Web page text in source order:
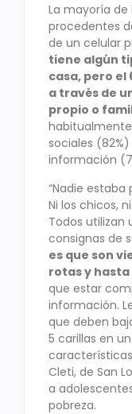
La mayoría
procedentes
de un celular
tiene algún
casa, pero el
a través de
propio o
sociales
información
“Nadie
Ni los chicos,
Todos utilizan
consignas de
es que son
rotas y
que estar
información.
que deben
5 carillas en
Cleti, de San
a
pobreza.